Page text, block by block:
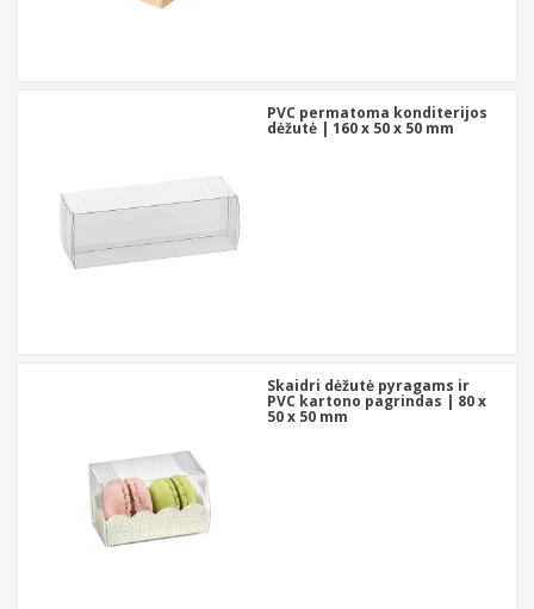
PVC permatoma konditerijos
dėžutė | 160 x 50 x 50 mm
Skaidri dėžutė pyragams ir
PVC kartono pagrindas | 80 x
50 x 50 mm